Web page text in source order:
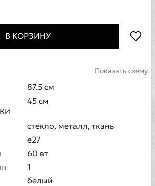
В КОРЗИНУ
Показать схему
87.5 см
45 см
стекло, металл, ткань
e27
60 вт
1
белый